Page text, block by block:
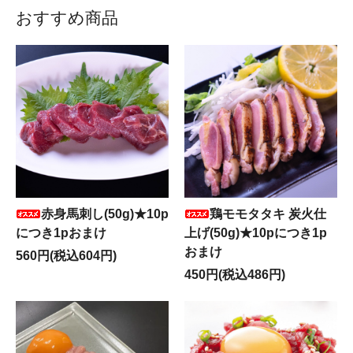
おすすめ商品
赤身馬刺し(50g)★10p
につき1pおまけ
560円(税込604円)
鶏モモタタキ 炭火仕
上げ(50g)★10pにつき1p
おまけ
450円(税込486円)